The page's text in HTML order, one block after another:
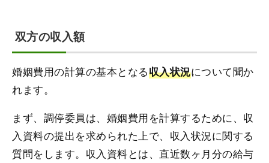
双方の収入額
婚姻費用の計算の基本となる収入状況について聞か
れます。
まず、調停委員は、婚姻費用を計算するために、収
入資料の提出を求められた上で、収入状況に関する
質問をします。収入資料とは、直近数ヶ月分の給与